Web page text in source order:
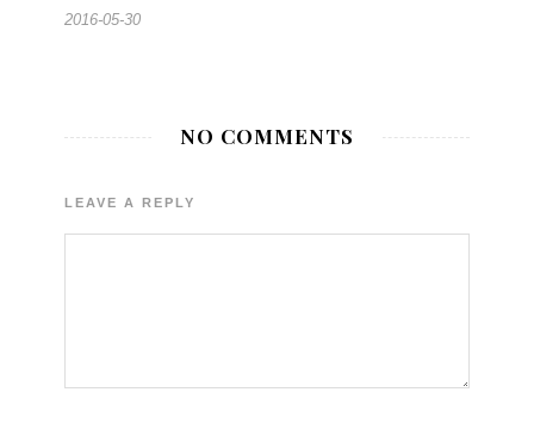
2016-05-30
NO COMMENTS
LEAVE A REPLY